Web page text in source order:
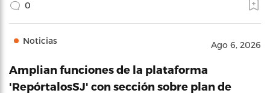
0
Noticias Ago 6, 2026
Amplian funciones de la plataforma
'RepórtalosSJ' con sección sobre plan de